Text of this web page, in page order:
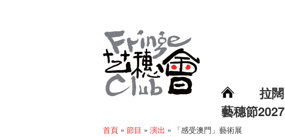
拉闊
藝穗節2027
首頁 » 節目 » 演出 » 「感受澳門」藝術展